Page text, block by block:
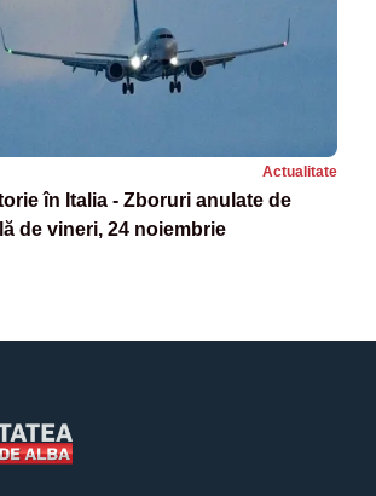
Actualitate
în Italia - Zboruri anulate de
de vineri, 24 noiembrie